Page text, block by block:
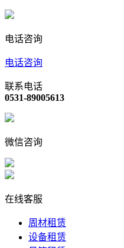
电话咨询
电话咨询
联系电话
0531-89005613
微信咨询
在线客服
周材租赁
设备租赁